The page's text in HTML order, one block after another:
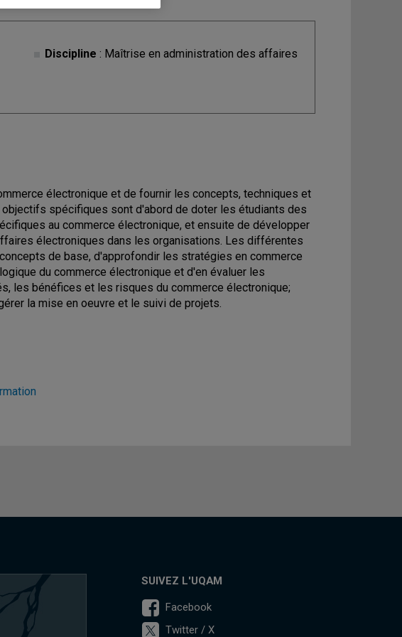
Discipline : Maîtrise en administration des affaires
électronique et de fournir les concepts, techniques et
spécifiques sont d'abord de doter les étudiants des
au commerce électronique, et ensuite de développer
électroniques dans les organisations. Les différentes
de base, d'approfondir les stratégies en commerce
du commerce électronique et d'en évaluer les
les bénéfices et les risques du commerce électronique;
la mise en oeuvre et le suivi de projets.
SUIVEZ L'UQAM
Facebook
Twitter / X